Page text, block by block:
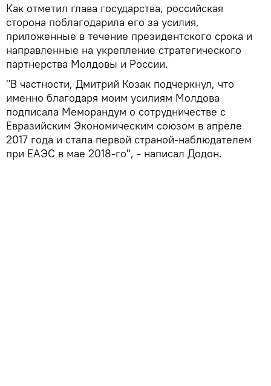
Как отметил глава государства, российская
сторона поблагодарила его за усилия,
приложенные в течение президентского срока и
направленные на укрепление стратегического
партнерства Молдовы и России.
"В частности, Дмитрий Козак подчеркнул, что
именно благодаря моим усилиям Молдова
подписала Меморандум о сотрудничестве с
Евразийским Экономическим союзом в апреле
2017 года и стала первой страной-наблюдателем
при ЕАЭС в мае 2018-го", - написал Додон.